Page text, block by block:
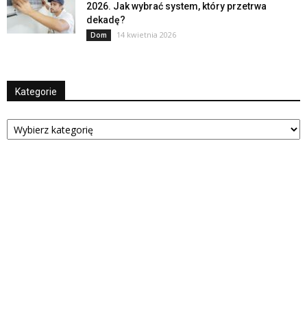
2026. Jak wybrać system, który przetrwa
dekadę?
Dom 14 kwietnia 2026
Kategorie
Kategorie